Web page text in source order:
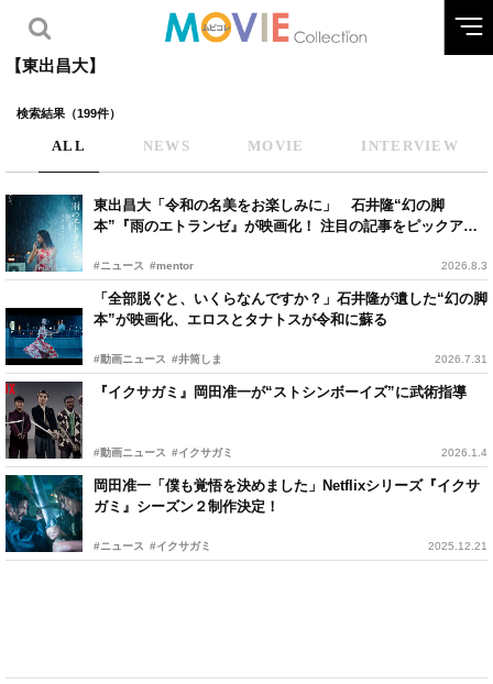
【東出昌大】
検索結果（199件）
ALL NEWS MOVIE INTERVIEW
東出昌大「令和の名美をお楽しみに」 石井隆“幻の脚
本”『雨のエトランゼ』が映画化！ 注目の記事をピックアッ
#ニュース #mentor 2026.8.3
「全部脱ぐと、いくらなんですか？」石井隆が遺した“幻の脚
本”が映画化、エロスとタナトスが令和に蘇る
#動画ニュース #井筒しま 2026.7.31
『イクサガミ』岡田准一が“ストシンボーイズ”に武術指導
#動画ニュース #イクサガミ 2026.1.4
岡田准一「僕も覚悟を決めました」Netflixシリーズ『イクサ
ガミ』シーズン２制作決定！
#ニュース #イクサガミ 2025.12.21